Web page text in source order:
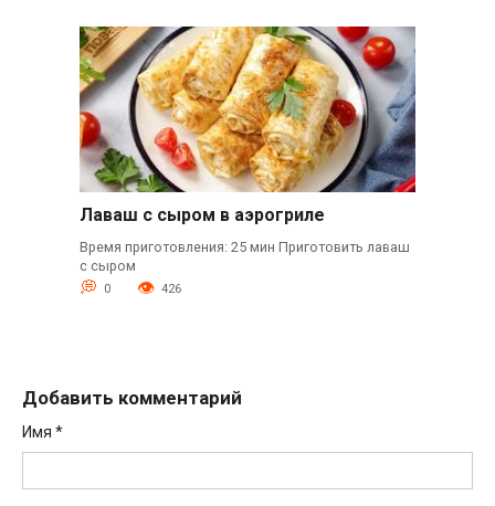
Лаваш с сыром в аэрогриле
Время приготовления: 25 мин Приготовить лаваш
с сыром
0 426
Добавить комментарий
Имя *